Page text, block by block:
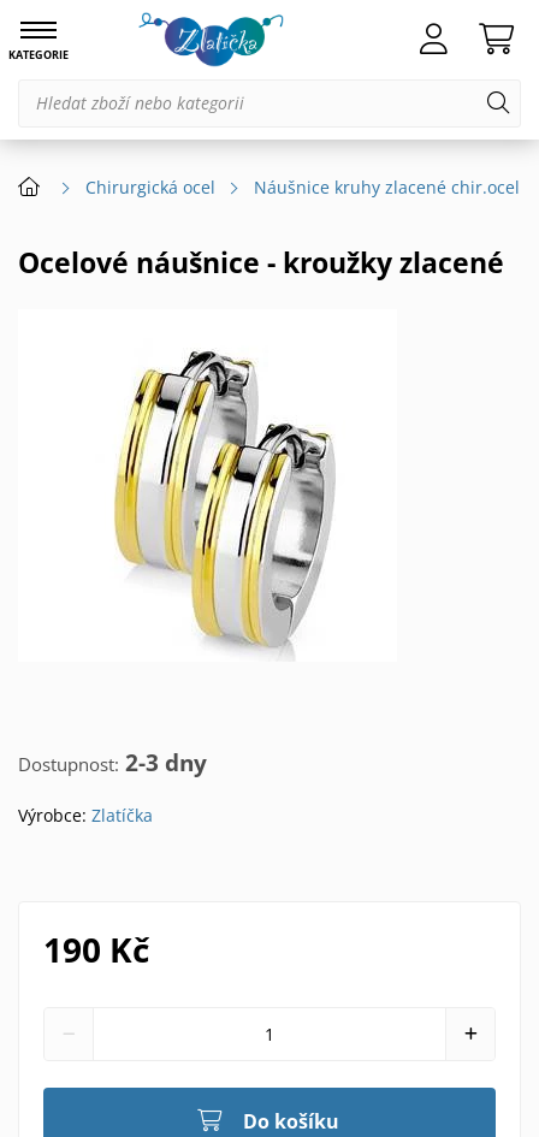
KATEGORIE
Chirurgická ocel Náušnice kruhy zlacené chir.ocel
Ocelové náušnice - kroužky zlacené
Dostupnost: 2-3 dny
Výrobce: Zlatíčka
190 Kč
Do košíku